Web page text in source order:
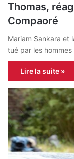
Thomas,
Compaoré
Mariam Sankara et
tué par les
Lire la suite »